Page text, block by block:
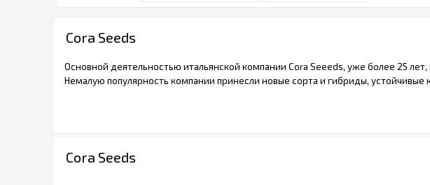
Cora Seeds
Основной деятельностью итальянской компании Cora Seeeds, уже более 25
Немалую популярность компании принесли новые сорта и гибриды,
Cora Seeds